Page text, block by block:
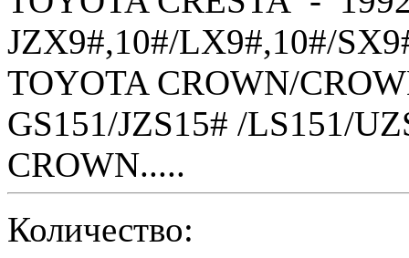
JZX9#,10#/LX9#,10#/
TOYOTA CROWN/
GS151/JZS15# /LS151/
CROWN.....
Количество: